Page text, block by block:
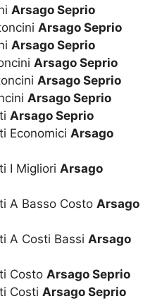
Arsago Seprio
Arsago Seprio
Arsago Seprio
Arsago Seprio
Arsago Seprio
Arsago Seprio
Arsago Seprio
Economici Arsago
I Migliori Arsago
A Basso Costo Arsago
A Costi Bassi Arsago
Costo Arsago Seprio
Costi Arsago Seprio